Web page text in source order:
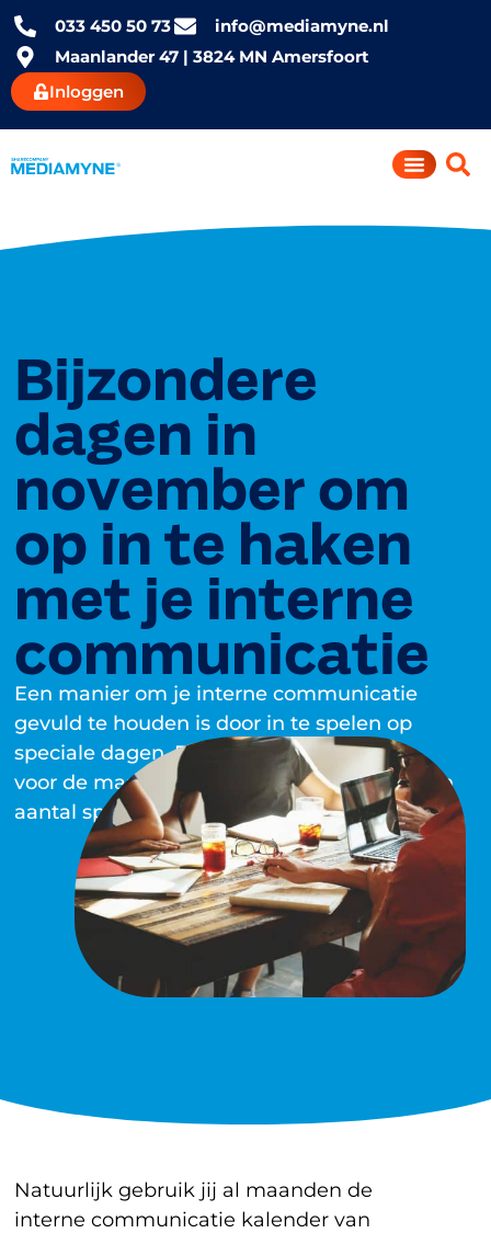
033 450 50 73
info@mediamyne.nl
Maanlander 47 | 3824 MN Amersfoort
Inloggen
Bijzondere
dagen in
november om
op in te haken
met je interne
communicatie
Een manier om je interne communicatie
gevuld te houden is door in te spelen op
speciale dagen. Daarom hebben wij ook
voor de maand november voor jou weer een
aantal speciale dagen verzameld.
Natuurlijk gebruik jij al maanden de
interne communicatie kalender van